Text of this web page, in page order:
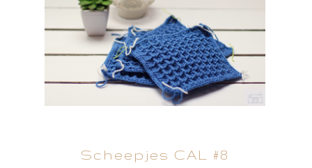
Scheepjes CAL #8